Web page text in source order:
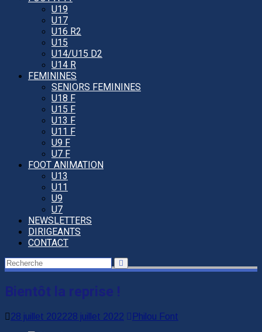
U19
U17
U16 R2
U15
U14/U15 D2
U14 R
FEMININES
SENIORS FEMININES
U18 F
U15 F
U13 F
U11 F
U9 F
U7 F
FOOT ANIMATION
U13
U11
U9
U7
NEWSLETTERS
DIRIGEANTS
CONTACT
Bientôt la reprise !
28 juillet 202228 juillet 2022 Philou Font